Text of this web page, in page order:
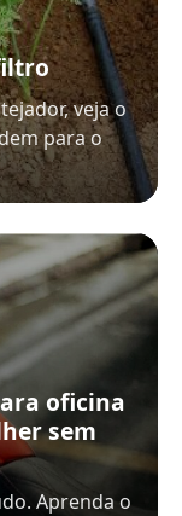
veja o
para o
oficina
sem
Aprenda o